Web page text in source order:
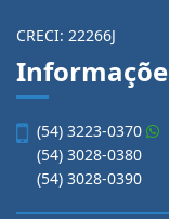
CRECI: 22266J
(54) 3223-0370
(54) 3028-0380
(54) 3028-0390